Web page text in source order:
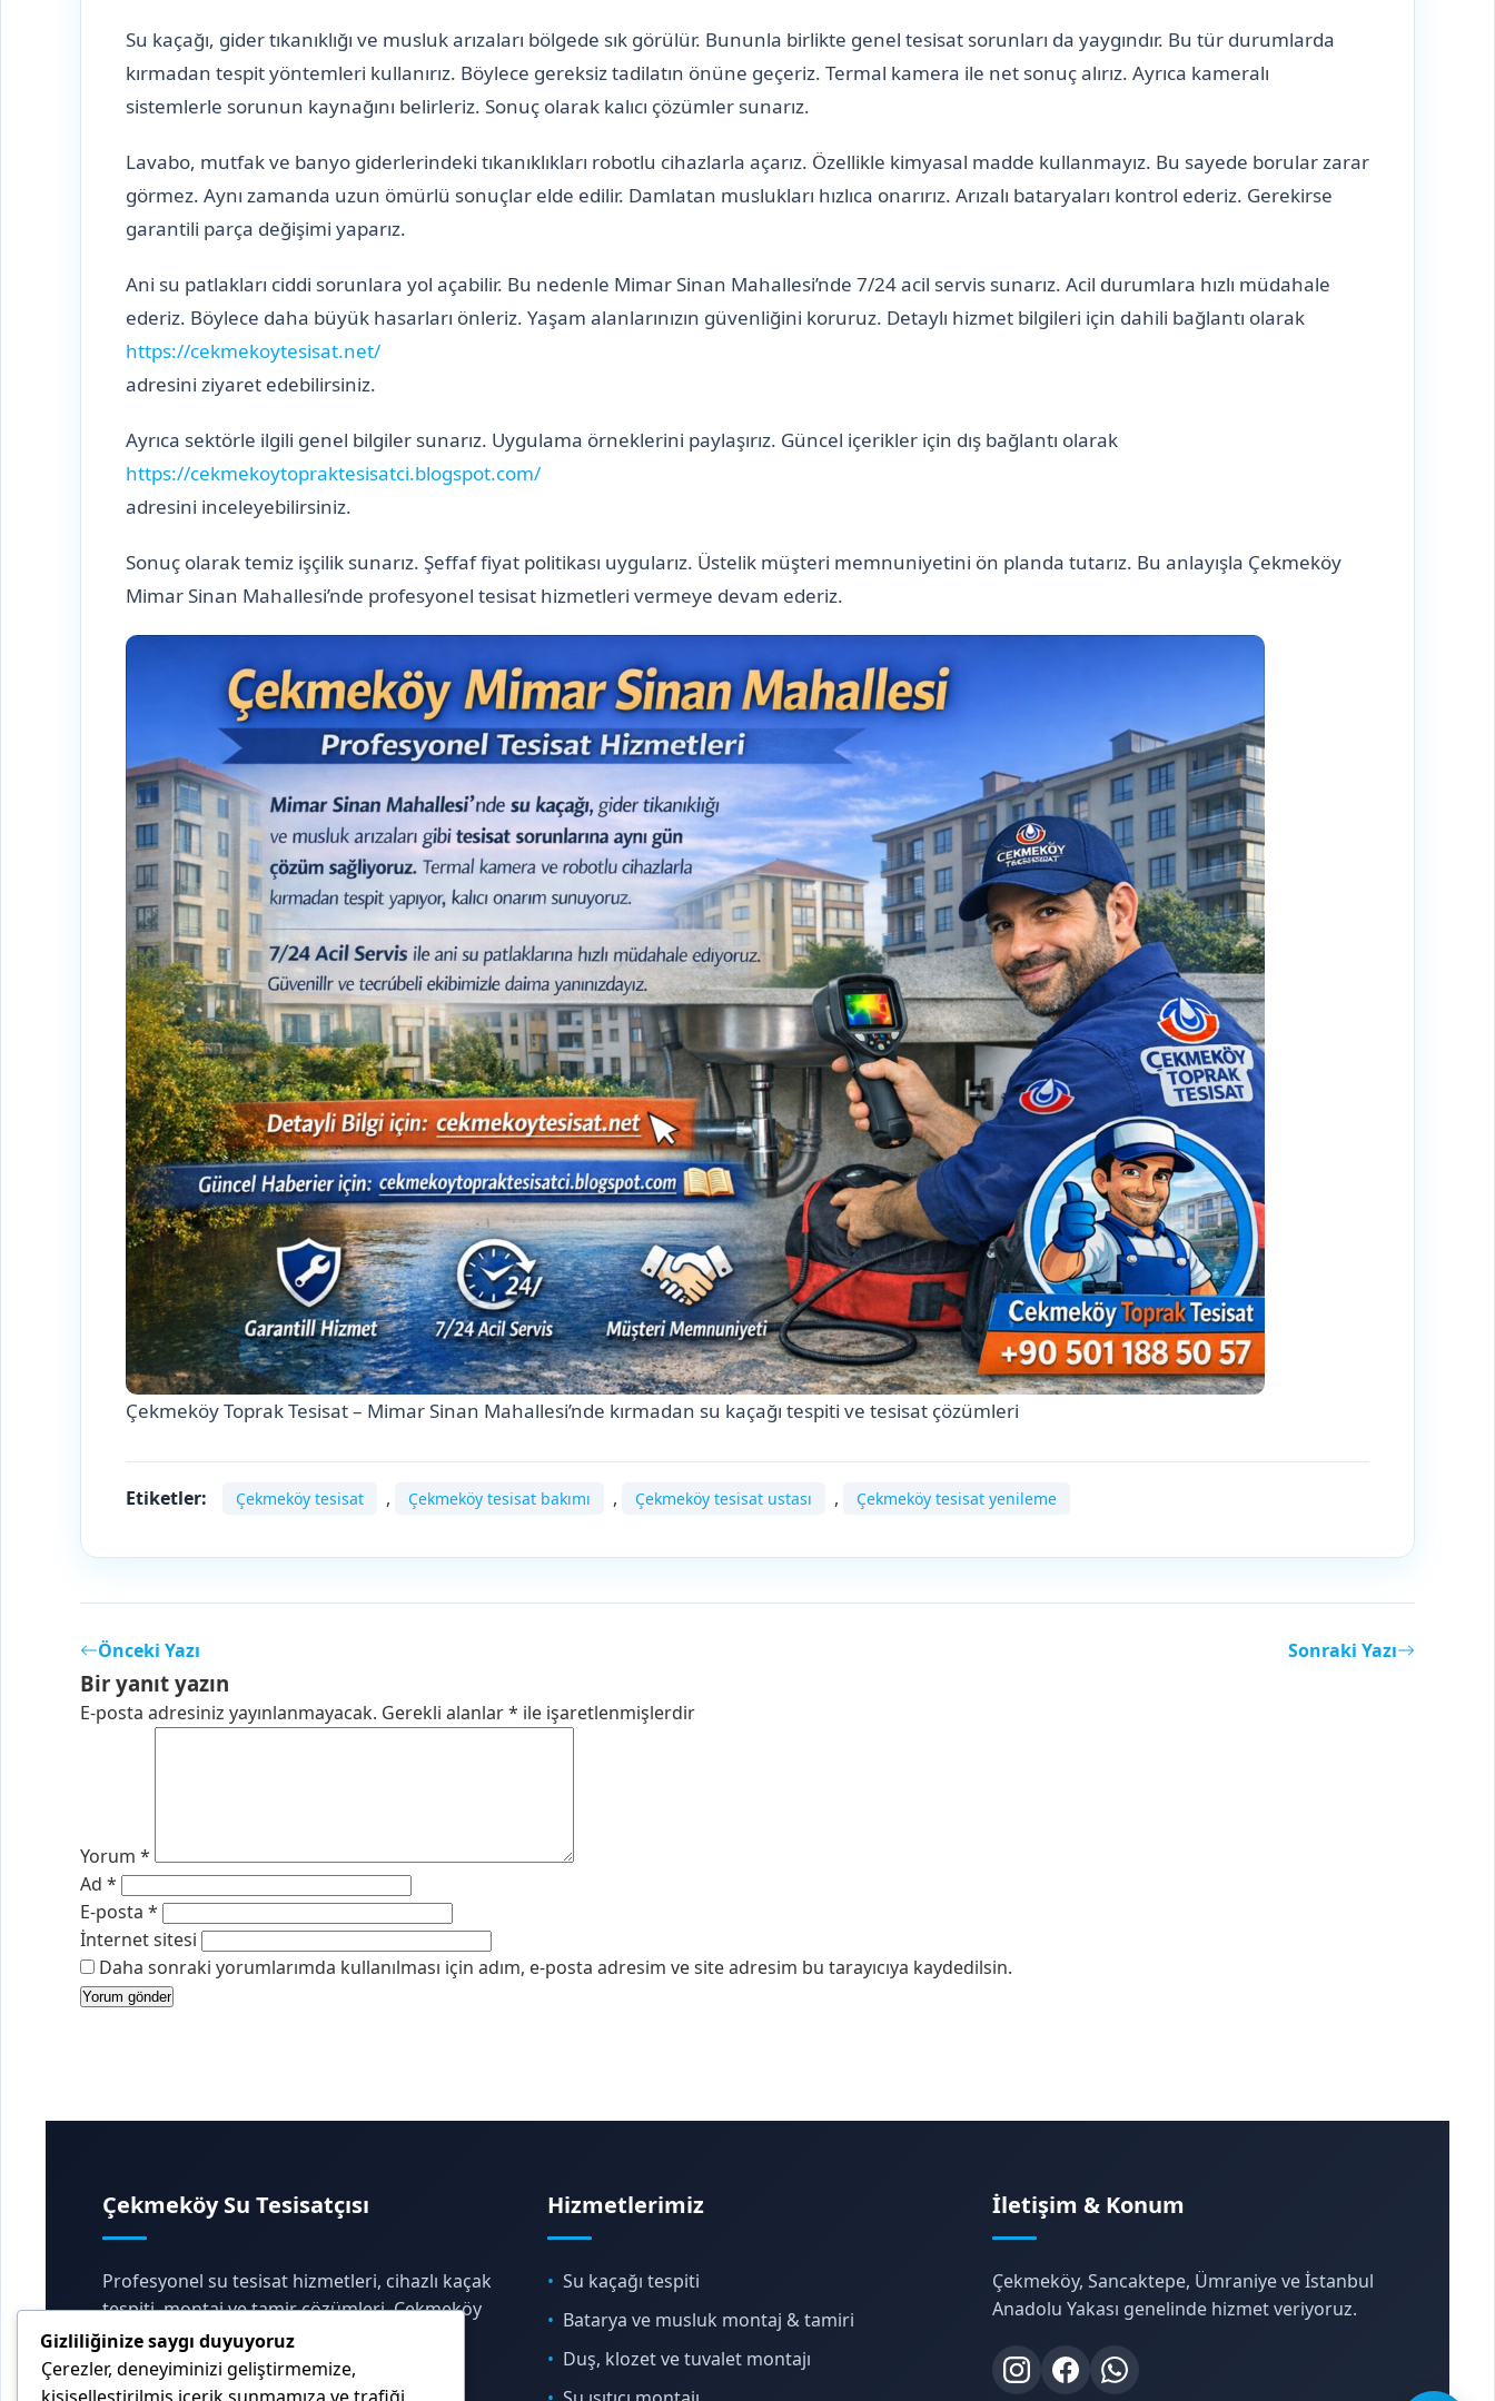
Su kaçağı, gider tıkanıklığı ve musluk arızaları bölgede sık görülür. Bununla birlikte genel tesisat sorunları da yaygındır. Bu tür durumlarda
kırmadan tespit yöntemleri kullanırız. Böylece gereksiz tadilatın önüne geçeriz. Termal kamera ile net sonuç alırız. Ayrıca kameralı
sistemlerle sorunun kaynağını belirleriz. Sonuç olarak kalıcı çözümler sunarız.
Lavabo, mutfak ve banyo giderlerindeki tıkanıklıkları robotlu cihazlarla açarız. Özellikle kimyasal madde kullanmayız. Bu sayede borular zarar
görmez. Aynı zamanda uzun ömürlü sonuçlar elde edilir. Damlatan muslukları hızlıca onarırız. Arızalı bataryaları kontrol ederiz. Gerekirse
garantili parça değişimi yaparız.
Ani su patlakları ciddi sorunlara yol açabilir. Bu nedenle Mimar Sinan Mahallesi’nde 7/24 acil servis sunarız. Acil durumlara hızlı müdahale
ederiz. Böylece daha büyük hasarları önleriz. Yaşam alanlarınızın güvenliğini koruruz. Detaylı hizmet bilgileri için dahili bağlantı olarak
https://cekmekoytesisat.net/
adresini ziyaret edebilirsiniz.
Ayrıca sektörle ilgili genel bilgiler sunarız. Uygulama örneklerini paylaşırız. Güncel içerikler için dış bağlantı olarak
https://cekmekoytopraktesisatci.blogspot.com/
adresini inceleyebilirsiniz.
Sonuç olarak temiz işçilik sunarız. Şeffaf fiyat politikası uygularız. Üstelik müşteri memnuniyetini ön planda tutarız. Bu anlayışla Çekmeköy
Mimar Sinan Mahallesi’nde profesyonel tesisat hizmetleri vermeye devam ederiz.
Çekmeköy Toprak Tesisat – Mimar Sinan Mahallesi’nde kırmadan su kaçağı tespiti ve tesisat çözümleri
Etiketler: Çekmeköy tesisat , Çekmeköy tesisat bakımı , Çekmeköy tesisat ustası , Çekmeköy tesisat yenileme
Önceki Yazı Sonraki Yazı
Bir yanıt yazın
E-posta adresiniz yayınlanmayacak. Gerekli alanlar* ile işaretlenmişlerdir
Yorum *
Ad *
E-posta *
İnternet sitesi
Daha sonraki yorumlarımda kullanılması için adım, e-posta adresim ve site adresim bu tarayıcıya kaydedilsin.
Çekmeköy Su Tesisatçısı
Profesyonel su tesisat hizmetleri, cihazlı kaçak
tespiti, montaj ve tamir çözümleri. Çekmeköy
ve çevresinde 7/24 hızlı servis.
Telefon: +90 501 188 50 57
Hizmetlerimiz
Su kaçağı tespiti
Batarya ve musluk montaj & tamiri
Duş, klozet ve tuvalet montajı
İletişim & Konum
Çekmeköy, Sancaktepe, Ümraniye ve İstanbul
Anadolu Yakası genelinde hizmet veriyoruz.
Gizliliğinize saygı duyuyoruz
Çerezler, deneyiminizi geliştirmemize,